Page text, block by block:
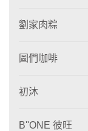
劉家肉粽
圖們咖啡
初沐
B''ONE 彼旺